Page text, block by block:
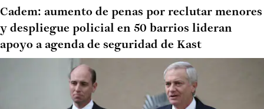
Cadem: aumento de penas por reclutar menores
y despliegue policial en 50 barrios lideran
apoyo a agenda de seguridad de Kast